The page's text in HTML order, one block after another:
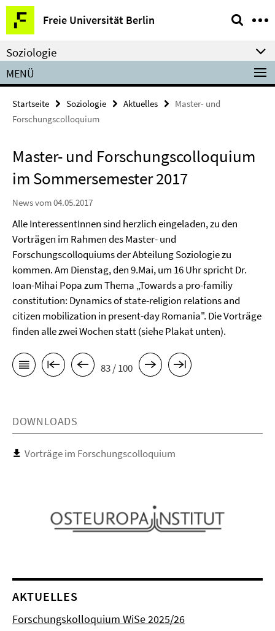
Springe
direkt
zu
Inhalt
Freie Universität Berlin
Service-
Navigation
Soziologie
MENÜ
Startseite Soziologie Aktuelles
Master- und
Forschungscolloquium
Master- und Forschungscolloquium
im Sommersemester 2017
News vom 04.05.2017
Alle InteressentInnen sind herzlich eingeladen, zu den
Vorträgen im Rahmen des Master- und
Forschungscolloquiums der Abteilung Soziologie zu
kommen. Am Dienstag, den 9.Mai, um 16 Uhr spricht Dr.
Ioan-Mihai Popa zum Thema „Towards a pro-familiy
constitution: Dynamics of state-religion relations and
citizen mobilization in present-day Romania". Die Vorträge
finden alle zwei Wochen statt (siehe Plakat unten).
83 / 100
DOWNLOADS
Vorträge im Forschungscolloquium
AKTUELLES
Forschungskolloquium WiSe 2025/26